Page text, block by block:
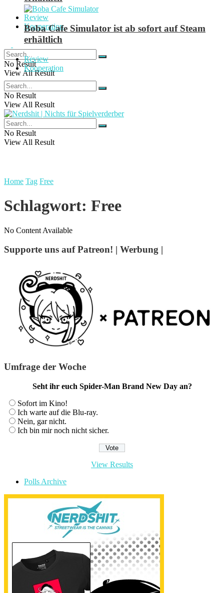
Review
Kooperation
No Result
View All Result
Boba Cafe Simulator ist ab sofort auf Steam
erhältlich
Review
Kooperation
No Result
View All Result
No Result
View All Result
Home Tag Free
Schlagwort: Free
No Content Available
Supporte uns auf Patreon! | Werbung |
Umfrage der Woche
Seht ihr euch Spider-Man Brand New Day an?
Sofort im Kino!
Ich warte auf die Blu-ray.
Nein, gar nicht.
Ich bin mir noch nicht sicher.
View Results
Polls Archive